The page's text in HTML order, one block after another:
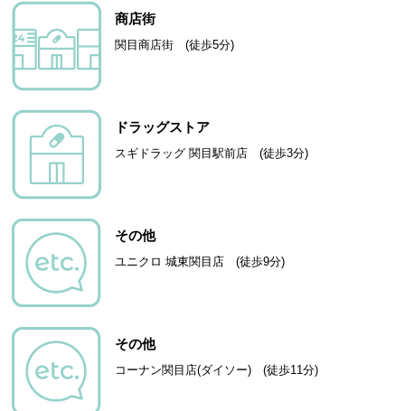
商店街
関目商店街 (徒歩5分)
ドラッグストア
スギドラッグ 関目駅前店 (徒歩3分)
その他
ユニクロ 城東関目店 (徒歩9分)
その他
コーナン関目店(ダイソー) (徒歩11分)